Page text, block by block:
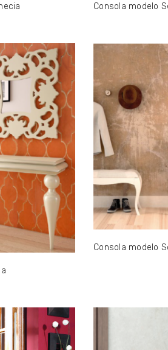
Consola modelo
Consola modelo